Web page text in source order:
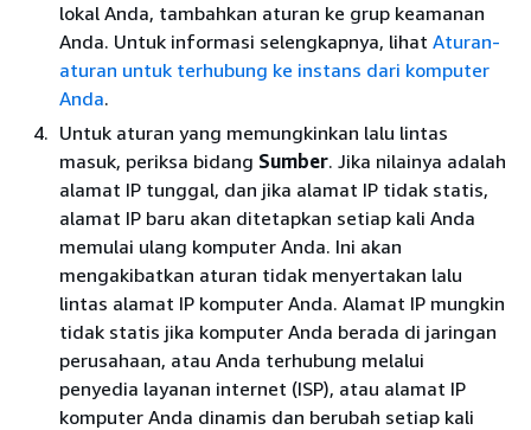
lokal Anda, tambahkan aturan ke grup keamanan
Anda. Untuk informasi selengkapnya, lihat Aturan-
aturan untuk terhubung ke instans dari komputer
Anda.
Untuk aturan yang memungkinkan lalu lintas
masuk, periksa bidang Sumber. Jika nilainya adalah
alamat IP tunggal, dan jika alamat IP tidak statis,
alamat IP baru akan ditetapkan setiap kali Anda
memulai ulang komputer Anda. Ini akan
mengakibatkan aturan tidak menyertakan lalu
lintas alamat IP komputer Anda. Alamat IP mungkin
tidak statis jika komputer Anda berada di jaringan
perusahaan, atau Anda terhubung melalui
penyedia layanan internet (ISP), atau alamat IP
komputer Anda dinamis dan berubah setiap kali